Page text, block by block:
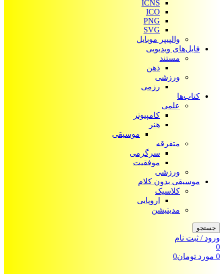
ICNS
ICO
PNG
SVG
والپیپر موبایل
فایل‌های ویدیویی
مستند
ذهن
ورزشی
رزمی
کتاب‌ها
علمی
کامپیوتر
هنر
موسیقی
متفرقه
سرگرمی
موفقیت
ورزشی
موسیقی بدون کلام
کلاسیک
اروپایی
مدیتیشن
جستجو
ورود / ثبت نام
0
0 مورد تومان0